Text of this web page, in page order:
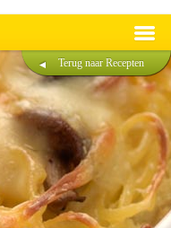
Terug naar Recepten